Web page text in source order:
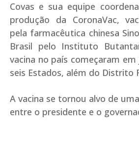
Covas e sua equipe
produção da CoronaVac,
pela farmacêutica chinesa
Brasil pelo Instituto
vacina no país começaram
seis Estados, além do Distrito
A vacina se tornou alvo de
entre o presidente e o